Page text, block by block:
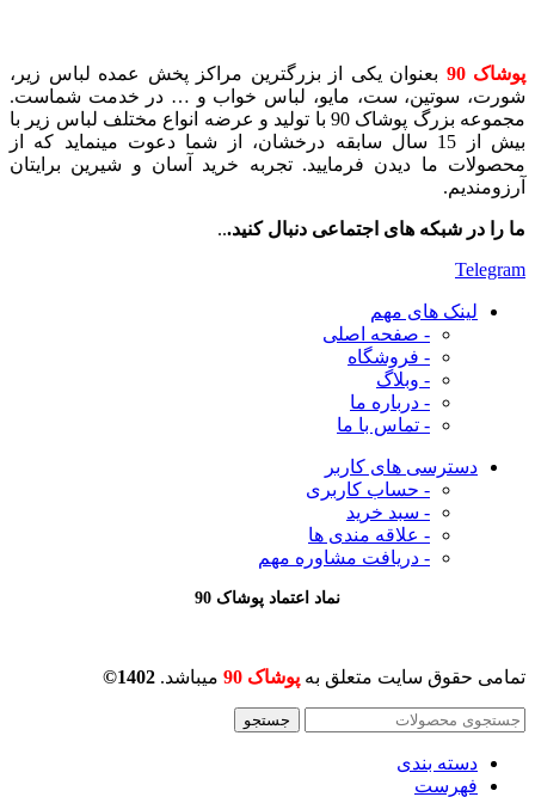
پوشاک 90
بعنوان یکی از بزرگترین مراکز پخش عمده لباس زیر،
شورت، سوتین، ست، مایو، لباس خواب و … در خدمت شماست.
مجموعه بزرگ پوشاک 90 با تولید و عرضه انواع مختلف لباس زیر با
بیش از 15 سال سابقه درخشان، از شما دعوت مینماید که از
محصولات ما دیدن فرمایید. تجربه خرید آسان و شیرین برایتان
آرزومندیم.
ما را در شبکه های اجتماعی دنبال کنید...
Telegram
لینک های مهم
- صفحه اصلی
- فروشگاه
- وبلاگ
- درباره ما
- تماس با ما
دسترسی های کاربر
- حساب کاربری
- سبد خرید
- علاقه مندی ها
- دریافت مشاوره مهم
نماد اعتماد پوشاک 90
تمامی حقوق سایت متعلق به پوشاک 90 میباشد. 1402©
جستجو
دسته بندی
فهرست